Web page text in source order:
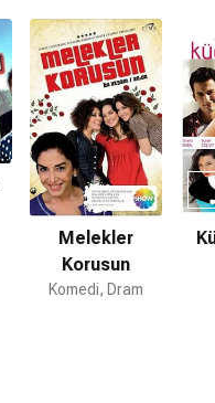
Melekler
Korusun
Komedi, Dram